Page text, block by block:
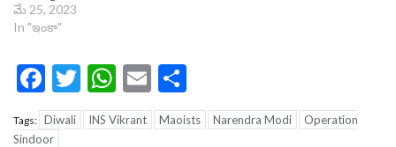
మే 25, 2023
In "ఇంకా"
Facebook
Twitter
WhatsApp
Email
Tags: Diwali INS Vikrant Maoists Narendra Modi
Operation
Sindoor